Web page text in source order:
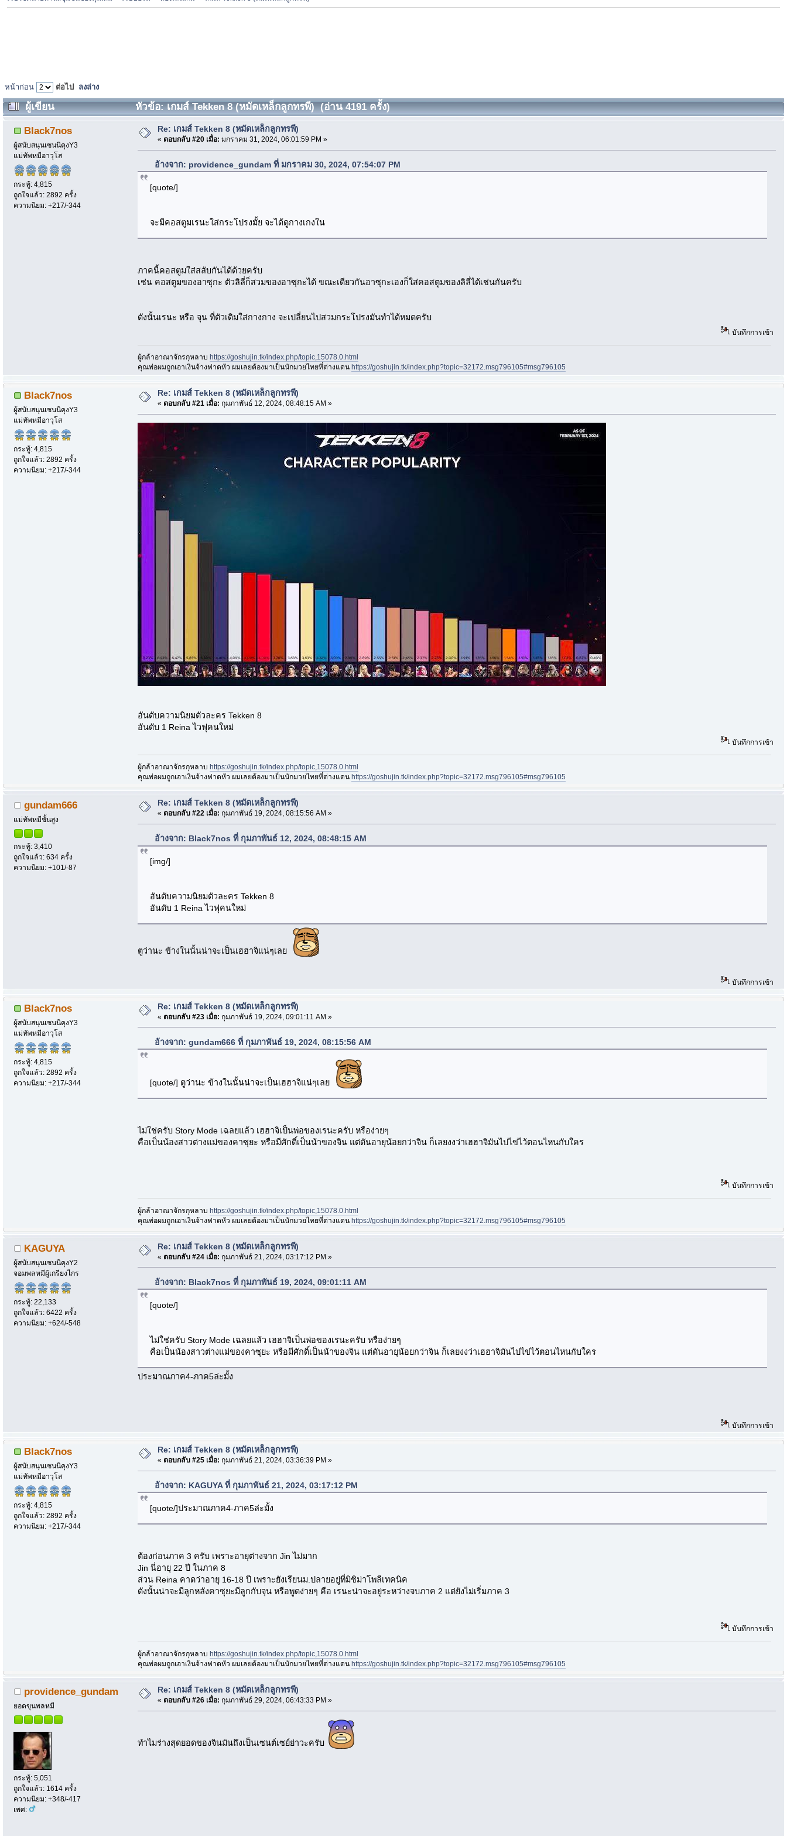
หน้าก่อน ต่อไป ลงล่าง
ผู้เขียน หัวข้อ: เกมส์ Tekken 8 (หมัดเหล็กลูกทรพี) (อ่าน 4191 ครั้ง)
Black7nos
ผู้สนับสนุนเซนนิคุงY3
แม่ทัพหมีอาวุโส
กระทู้: 4,815
ถูกใจแล้ว: 2892 ครั้ง
ความนิยม: +217/-344
Re: เกมส์ Tekken 8 (หมัดเหล็กลูกทรพี)
« ตอบกลับ #20 เมื่อ: มกราคม 31, 2024, 06:01:59 PM »
อ้างจาก: providence_gundam ที่ มกราคม 30, 2024, 07:54:07 PM
[quote/]
จะมีคอสตูมเรนะใส่กระโปรงมั้ย จะได้ดูกางเกงใน
ภาคนี้คอสตูมใส่สลับกันได้ด้วยครับ
เช่น คอสตูมของอาซุกะ ตัวลิลี่ก็สวมของอาซุกะได้ ขณะเดียวกันอาซุกะเองก็ใส่คอสตูมของลิลี่ได้เช่นกันครับ
ดังนั้นเรนะ หรือ จุน ที่ตัวเดิมใส่กางกาง จะเปลี่ยนไปสวมกระโปรงมันทำได้หมดครับ
บันทึกการเข้า
ผู้กล้าอาณาจักรกุหลาบ https://goshujin.tk/index.php/topic,15078.0.html
ึคุณพ่อผมถูกเอาเงินจ้างฟาดหัว ผมเลยต้องมาเป็นนักมวยไทยที่ต่างแดน https://goshujin.tk/index.php?topic=32172.msg796105#msg796105
Black7nos
ผู้สนับสนุนเซนนิคุงY3
แม่ทัพหมีอาวุโส
กระทู้: 4,815
ถูกใจแล้ว: 2892 ครั้ง
ความนิยม: +217/-344
Re: เกมส์ Tekken 8 (หมัดเหล็กลูกทรพี)
« ตอบกลับ #21 เมื่อ: กุมภาพันธ์ 12, 2024, 08:48:15 AM »
อันดับความนิยมตัวละคร Tekken 8
อันดับ 1 Reina ไวฟุคนใหม่
บันทึกการเข้า
ผู้กล้าอาณาจักรกุหลาบ https://goshujin.tk/index.php/topic,15078.0.html
ึคุณพ่อผมถูกเอาเงินจ้างฟาดหัว ผมเลยต้องมาเป็นนักมวยไทยที่ต่างแดน https://goshujin.tk/index.php?topic=32172.msg796105#msg796105
gundam666
แม่ทัพหมีชั้นสูง
กระทู้: 3,410
ถูกใจแล้ว: 634 ครั้ง
ความนิยม: +101/-87
Re: เกมส์ Tekken 8 (หมัดเหล็กลูกทรพี)
« ตอบกลับ #22 เมื่อ: กุมภาพันธ์ 19, 2024, 08:15:56 AM »
อ้างจาก: Black7nos ที่ กุมภาพันธ์ 12, 2024, 08:48:15 AM
[img/]
อันดับความนิยมตัวละคร Tekken 8
อันดับ 1 Reina ไวฟุคนใหม่
ตูว่านะ ข้างในนั้นน่าจะเป็นเฮฮาจิแน่ๆเลย
บันทึกการเข้า
Black7nos
ผู้สนับสนุนเซนนิคุงY3
แม่ทัพหมีอาวุโส
กระทู้: 4,815
ถูกใจแล้ว: 2892 ครั้ง
ความนิยม: +217/-344
Re: เกมส์ Tekken 8 (หมัดเหล็กลูกทรพี)
« ตอบกลับ #23 เมื่อ: กุมภาพันธ์ 19, 2024, 09:01:11 AM »
อ้างจาก: gundam666 ที่ กุมภาพันธ์ 19, 2024, 08:15:56 AM
[quote/] ตูว่านะ ข้างในนั้นน่าจะเป็นเฮฮาจิแน่ๆเลย
ไม่ใช่ครับ Story Mode เฉลยแล้ว เฮฮาจิเป็นพ่อของเรนะครับ หรือง่ายๆ
คือเป็นน้องสาวต่างแม่ของคาซุยะ หรือมีศักดิ์เป็นน้าของจิน แต่ดันอายุน้อยกว่าจิน ก็เลยงงว่าเฮฮาจิมันไปไข่ไว้ตอนไหนกับใคร
บันทึกการเข้า
ผู้กล้าอาณาจักรกุหลาบhttps://goshujin.tk/index.php/topic,15078.0.html
ึคุณพ่อผมถูกเอาเงินจ้างฟาดหัว ผมเลยต้องมาเป็นนักมวยไทยที่ต่างแดนhttps://goshujin.tk/index.php?topic=32172.msg796105#msg796105
KAGUYA
ผู้สนับสนุนเซนนิคุงY2
จอมพลหมีผู้เกรียงไกร
กระทู้: 22,133
ถูกใจแล้ว: 6422 ครั้ง
ความนิยม: +624/-548
Re: เกมส์ Tekken 8 (หมัดเหล็กลูกทรพี)
« ตอบกลับ #24 เมื่อ: กุมภาพันธ์ 21, 2024, 03:17:12 PM »
อ้างจาก: Black7nos ที่ กุมภาพันธ์ 19, 2024, 09:01:11 AM
[quote/]
ไม่ใช่ครับ Story Mode เฉลยแล้ว เฮฮาจิเป็นพ่อของเรนะครับ หรือง่ายๆ
คือเป็นน้องสาวต่างแม่ของคาซุยะ หรือมีศักดิ์เป็นน้าของจิน แต่ดันอายุน้อยกว่าจิน ก็เลยงงว่าเฮฮาจิมันไปไข่ไว้ตอนไหนกับใคร
ประมาณภาค4-ภาค5ล่ะมั้ง
บันทึกการเข้า
Black7nos
ผู้สนับสนุนเซนนิคุงY3
แม่ทัพหมีอาวุโส
กระทู้: 4,815
ถูกใจแล้ว: 2892 ครั้ง
ความนิยม: +217/-344
Re: เกมส์ Tekken 8 (หมัดเหล็กลูกทรพี)
« ตอบกลับ #25 เมื่อ: กุมภาพันธ์ 21, 2024, 03:36:39 PM »
อ้างจาก: KAGUYA ที่ กุมภาพันธ์ 21, 2024, 03:17:12 PM
[quote/]ประมาณภาค4-ภาค5ล่ะมั้ง
ต้องก่อนภาค 3 ครับ เพราะอายุต่างจาก Jin ไม่มาก
Jin นี่อายุ 22 ปี ในภาค 8
ส่วน Reina คาดว่าอายุ 16-18 ปี เพราะยังเรียนม.ปลายอยู่ที่มิชิม่าโพลีเทคนิค
ดังนั้นน่าจะมีลูกหลังคาซุยะมีลูกกับจุน หรือพูดง่ายๆ คือ เรนะน่าจะอยู่ระหว่างจบภาค 2 แต่ยังไม่เริ่มภาค 3
บันทึกการเข้า
ผู้กล้าอาณาจักรกุหลาบ https://goshujin.tk/index.php/topic,15078.0.html
ึคุณพ่อผมถูกเอาเงินจ้างฟาดหัว ผมเลยต้องมาเป็นนักมวยไทยที่ต่างแดน https://goshujin.tk/index.php?topic=32172.msg796105#msg796105
providence_gundam
ยอดขุนพลหมี
กระทู้: 5,051
ถูกใจแล้ว: 1614 ครั้ง
ความนิยม: +348/-417
เพศ:
Re: เกมส์ Tekken 8 (หมัดเหล็กลูกทรพี)
« ตอบกลับ #26 เมื่อ: กุมภาพันธ์ 29, 2024, 06:43:33 PM »
ทำไมร่างสุดยอดของจินมันถึงเป็นเซนต์เซย์ย่าวะครับ